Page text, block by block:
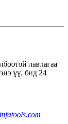
лавлагаа
үү, бид 24